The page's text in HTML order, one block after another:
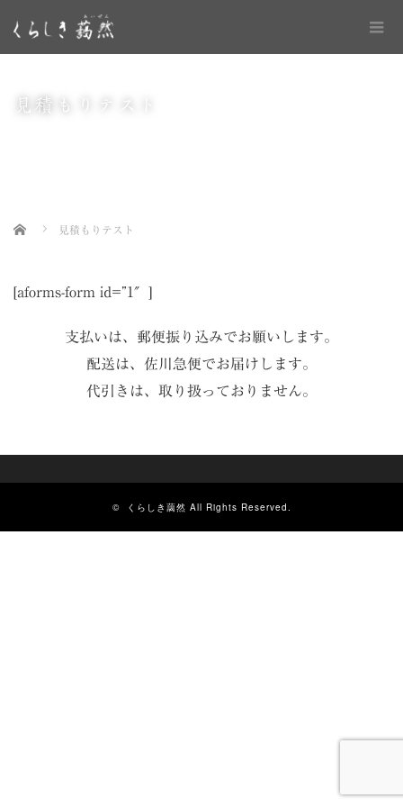
見積もりテスト
Home 見積もりテスト
[aforms-form id=”1″]
支払いは、郵便振り込みでお願いします。
配送は、佐川急便でお届けします。
代引きは、取り扱っておりません。
© くらしき藹然 All Rights Reserved.